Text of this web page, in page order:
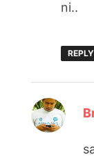
ni..
REPLY